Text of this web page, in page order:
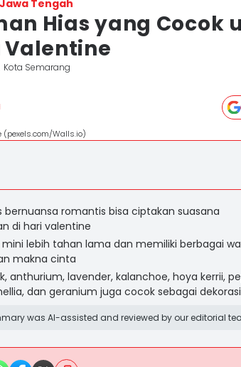
Jawa Tengah
Hias yang Cocok
Valentine
Kota Semarang
Walls.io)
bernuansa romantis bisa ciptakan suasana
di hari valentine
lebih tahan lama dan memiliki berbagai
makna cinta
anthurium, lavender, kalanchoe, hoya kerrii,
dan geranium juga cocok sebagai
was AI-assisted and reviewed by our editorial